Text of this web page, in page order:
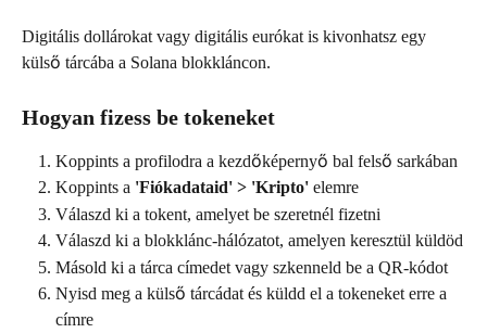
Digitális dollárokat vagy digitális eurókat is kivonhatsz egy
külső tárcába a Solana blokkláncon.
Hogyan fizess be tokeneket
Koppints a profilodra a kezdőképernyő bal felső sarkában
Koppints a 'Fiókadataid' > 'Kripto' elemre
Válaszd ki a tokent, amelyet be szeretnél fizetni
Válaszd ki a blokklánc-hálózatot, amelyen keresztül küldöd
Másold ki a tárca címedet vagy szkenneld be a QR-kódot
Nyisd meg a külső tárcádat és küldd el a tokeneket erre a
címre